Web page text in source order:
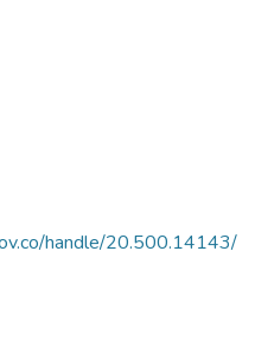
handle/20.500.14143/